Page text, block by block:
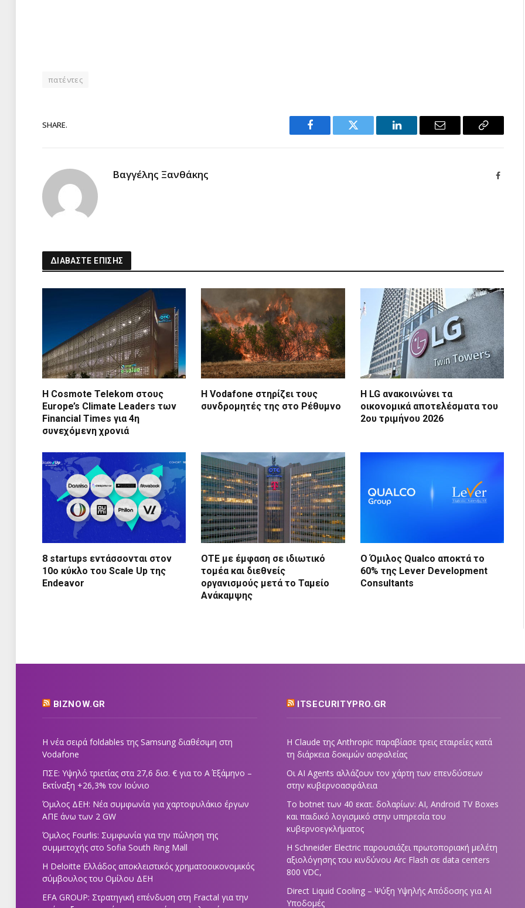
πατέντες
SHARE.
Facebook Twitter LinkedIn Email
Copy
Βαγγέλης Ξανθάκης
ΔΙΑΒΑΣΤΕ ΕΠΙΣΗΣ
Η Cosmote Telekom στους
Europe’s Climate Leaders των
Financial Times για 4η
συνεχόμενη χρονιά
Η Vodafone στηρίζει τους
συνδρομητές της στο Ρέθυμνο
Η LG ανακοινώνει τα
οικονομικά αποτελέσματα του
2ου τριμήνου 2026
8 startups εντάσσονται στον
10ο κύκλο του Scale Up της
Endeavor
ΟΤΕ με έμφαση σε ιδιωτικό
τομέα και διεθνείς
οργανισμούς μετά το Ταμείο
Ανάκαμψης
Ο Όμιλος Qualco αποκτά το
60% της Lever Development
Consultants
BIZNOW.GR
Η νέα σειρά foldables της Samsung διαθέσιμη στη
Vodafone
ΠΣΕ: Υψηλό τριετίας στα 27,6 δισ. € για το Α΄ Εξάμηνο –
Εκτίναξη +26,3% τον Ιούνιο
Όμιλος ΔΕΗ: Νέα συμφωνία για χαρτοφυλάκιο έργων
ΑΠΕ άνω των 2 GW
Όμιλος Fourlis: Συμφωνία για την πώληση της
συμμετοχής στο Sofia South Ring Mall
Η Deloitte Ελλάδος αποκλειστικός χρηματοοικονομικός
σύμβουλος του Ομίλου ΔΕΗ
EFA GROUP: Στρατηγική επένδυση στη Fractal για την
ITSECURITYPRO.GR
Η Claude της Anthropic παραβίασε τρεις εταιρείες κατά
τη διάρκεια δοκιμών ασφαλείας
Οι AI Agents αλλάζουν τον χάρτη των επενδύσεων
στην κυβερνοασφάλεια
Το botnet των 40 εκατ. δολαρίων: AI, Android TV Boxes
και παιδικό λογισμικό στην υπηρεσία του
κυβερνοεγκλήματος
Η Schneider Electric παρουσιάζει πρωτοποριακή μελέτη
αξιολόγησης του κινδύνου Arc Flash σε data centers
800 VDC,
Direct Liquid Cooling – Ψύξη Υψηλής Απόδοσης για AI
Υποδομές